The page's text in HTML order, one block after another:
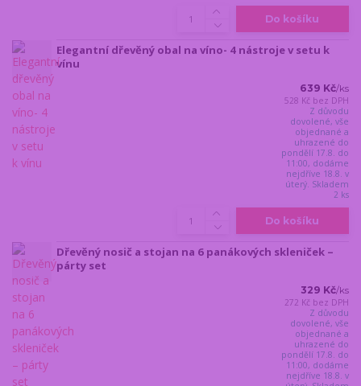
Do košíku
Elegantní dřevěný obal na víno- 4 nástroje v setu k
vínu
639 Kč/ks
528 Kč bez DPH
Z důvodu
dovolené, vše
objednané a
uhrazené do
pondělí 17.8. do
11:00, dodáme
nejdříve 18.8. v
úterý. Skladem
2 ks
Do košíku
Dřevěný nosič a stojan na 6 panákových skleniček –
párty set
329 Kč/ks
272 Kč bez DPH
Z důvodu
dovolené, vše
objednané a
uhrazené do
pondělí 17.8. do
11:00, dodáme
nejdříve 18.8. v